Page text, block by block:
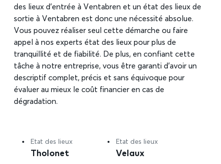
des lieux d’entrée à Ventabren et un état des lieux de
sortie à Ventabren est donc une nécessité absolue.
Vous pouvez réaliser seul cette démarche ou faire
appel à nos experts état des lieux pour plus de
tranquillité et de fiabilité. De plus, en confiant cette
tâche à notre entreprise, vous être garanti d’avoir un
descriptif complet, précis et sans équivoque pour
évaluer au mieux le coût financier en cas de
dégradation.
Etat des lieux
Tholonet
Etat des lieux
Velaux